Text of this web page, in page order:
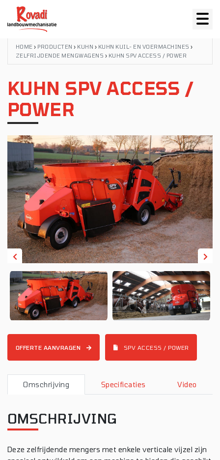
HOME › PRODUCTEN › KUHN › KUHN KUIL- EN VOERMACHINES ›
ZELFRIJDENDE MENGWAGENS › KUHN SPV ACCESS / POWER
KUHN SPV ACCESS /
POWER
OFFERTE AANVRAGEN SPV ACCESS / POWER
Omschrijving Specificaties Video
OMSCHRIJVING
Deze zelfrijdende mengers met enkele verticale vijzel zijn